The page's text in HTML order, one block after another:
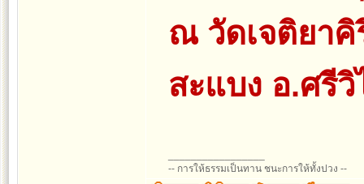
ณ วัดเจติยา
สะแบง อ.ศรี
-- การให้ธรรมเป็นทาน ชนะการให้ทั้งปวง --